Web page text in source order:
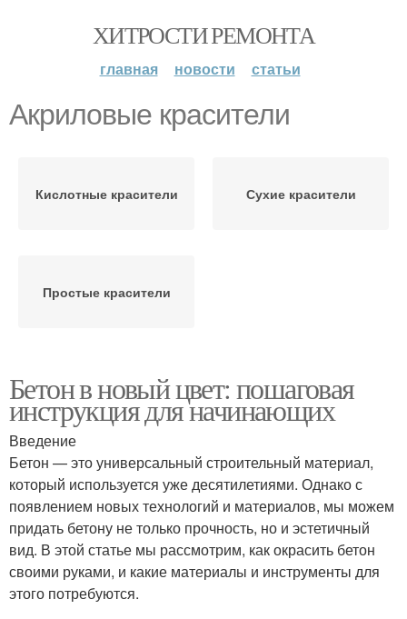
ХИТРОСТИ РЕМОНТА
главная новости статьи
Акриловые красители
Кислотные красители Сухие красители
Простые красители
Бетон в новый цвет: пошаговая
инструкция для начинающих
Введение
Бетон — это универсальный строительный материал,
который используется уже десятилетиями. Однако с
появлением новых технологий и материалов, мы можем
придать бетону не только прочность, но и эстетичный
вид. В этой статье мы рассмотрим, как окрасить бетон
своими руками, и какие материалы и инструменты для
этого потребуются.